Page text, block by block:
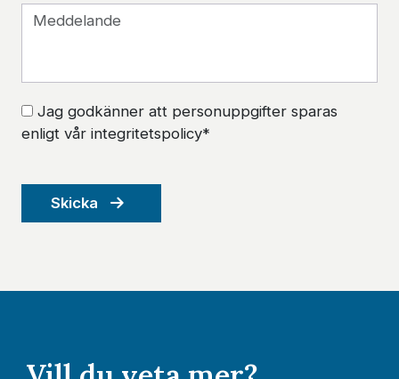
Jag godkänner att personuppgifter sparas
enligt vår integritetspolicy*
Skicka